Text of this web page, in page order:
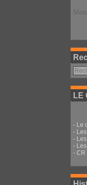
LE
- Le
-
-
-
- CR